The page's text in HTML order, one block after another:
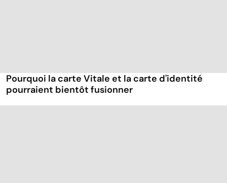
Pourquoi la carte Vitale et la carte d'identité
pourraient bientôt fusionner